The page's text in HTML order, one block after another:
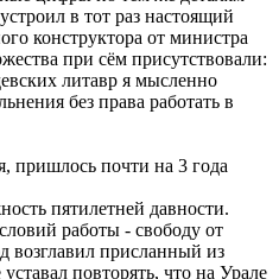
в тот раз настоящий
конструктора от министра
при сём присутствовали:
литавр я мысленно
без права работать в
пришлось почти на 3 года
пятилетней давности.
работы - свободу от
возглавил присланный из
повторять, что на Урале